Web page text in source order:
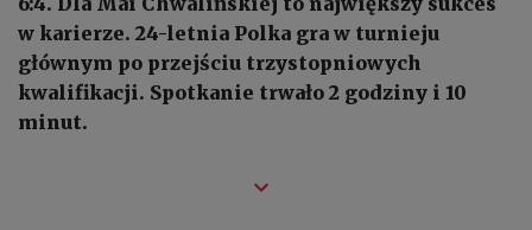
w karierze. 24-letnia Polka gra w turnieju
głównym po przejściu trzystopniowych
kwalifikacji. Spotkanie trwało 2 godziny i 10
minut.